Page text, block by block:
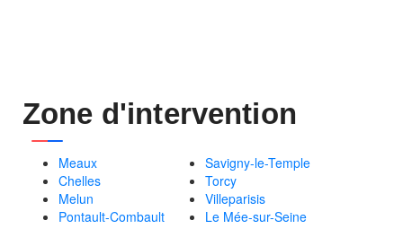
Zone d'intervention
Meaux
Chelles
Melun
Pontault-Combault
Savigny-le-Temple
Torcy
Villeparisis
Le Mée-sur-Seine